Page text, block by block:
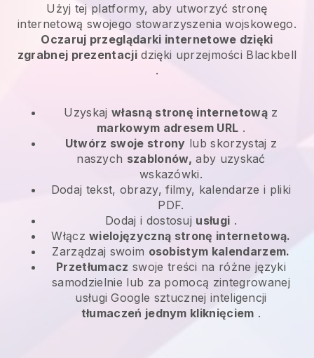
Użyj tej platformy, aby utworzyć stronę
internetową swojego stowarzyszenia wojskowego.
Oczaruj przeglądarki internetowe dzięki
zgrabnej prezentacji dzięki uprzejmości Blackbell
.
Uzyskaj własną stronę internetowąz
markowym adresem URL .
Utwórz swoje strony lub skorzystaj z
naszych szablonów, aby uzyskać
wskazówki.
Dodaj tekst, obrazy, filmy, kalendarze i pliki
PDF.
Dodaj i dostosuj usługi .
Włączwielojęzyczną stronę internetową.
Zarządzaj swoim osobistym kalendarzem.
Przetłumacz swoje treści na różne języki
samodzielnie lub za pomocą zintegrowanej
usługi Google sztucznej inteligencji
tłumaczeń jednym kliknięciem .